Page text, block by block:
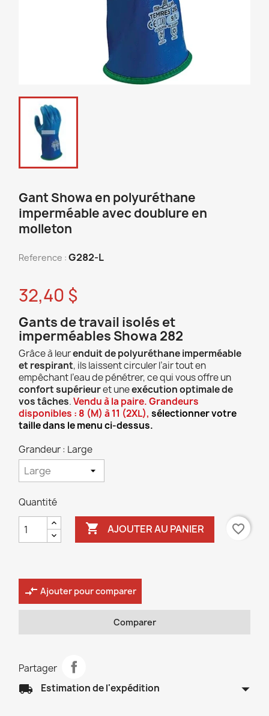
Gant Showa en polyuréthane
imperméable avec doublure en
molleton
Reference : G282-L
32,40 $
Gants de travail isolés et
imperméables Showa 282
Grâce à leurenduit de polyuréthane imperméable
et respirant, ils laissent circuler l’air tout en
empêchant l’eau de pénétrer, ce qui vous offre un
confort supérieuret uneexécution optimale de
vos tâches.Vendu à la paire. Grandeurs
disponibles : 8 (M) à 11 (2XL), sélectionner votre
taille dans le menu ci-dessus.
Grandeur : Large
Quantité
 AJOUTER AU PANIER favorite_border
compare_arrows Ajouter pour comparer
Comparer
Partager
local_shipping Estimation de l'expédition arrow_drop_down